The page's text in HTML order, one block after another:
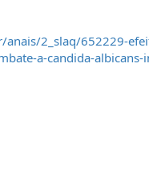
2_slaq/652229-
a-candida-